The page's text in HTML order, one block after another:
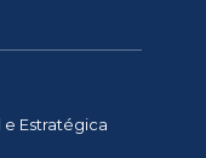
Estratégica